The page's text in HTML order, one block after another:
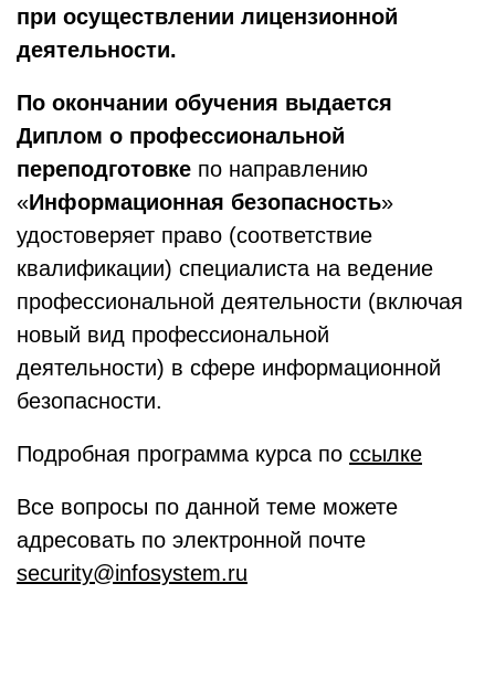
при осуществлении лицензионной
деятельности.
По окончании обучения выдается
Диплом о профессиональной
переподготовке по направлению
«Информационная безопасность»
удостоверяет право (соответствие
квалификации) специалиста на ведение
профессиональной деятельности (включая
новый вид профессиональной
деятельности) в сфере информационной
безопасности.
Подробная программа курса по ссылке
Все вопросы по данной теме можете
адресовать по электронной почте
security@infosystem.ru